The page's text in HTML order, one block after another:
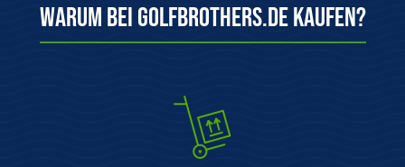
Warum bei Golfbrothers.de kaufen?